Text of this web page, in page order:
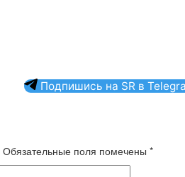
Подпишись на SR в
Обязательные поля помечены *